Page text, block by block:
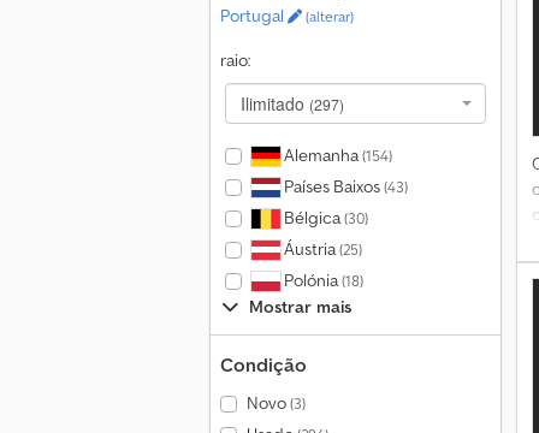
Portugal
(alterar)
raio:
Ilimitado (297)
Alemanha(154)
Países Baixos(43)
Bélgica(30)
Áustria(25)
Polónia(18)
Mostrar mais
Condição
Novo(3)